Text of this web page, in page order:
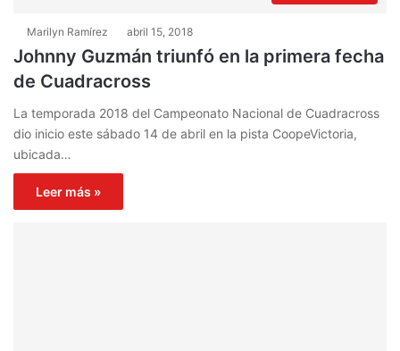
Marilyn Ramírez abril 15, 2018
Johnny Guzmán triunfó en la primera fecha
de Cuadracross
La temporada 2018 del Campeonato Nacional de Cuadracross
dio inicio este sábado 14 de abril en la pista CoopeVictoria,
ubicada…
Leer más »